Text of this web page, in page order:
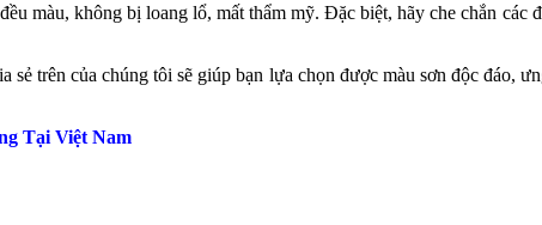
màu, không bị loang lổ, mất thẩm mỹ. Đặc biệt, hãy che chắn các
trên của chúng tôi sẽ giúp bạn lựa chọn được màu sơn độc đáo,
Tại Việt Nam